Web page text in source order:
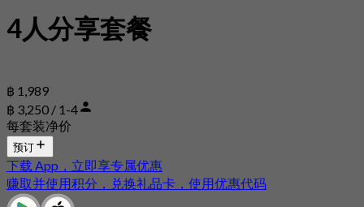
4人分享套餐
฿ 1,989
฿ 3,250 / 1-4
每套装净价
预订
下载 App，立即享专属优惠
赚取并使用积分，兑换礼品卡，使用优惠代码